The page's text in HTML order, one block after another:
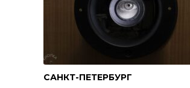
САНКТ-ПЕТЕРБУРГ